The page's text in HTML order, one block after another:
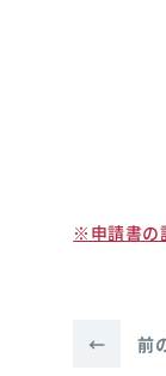
※申請書の
← 前